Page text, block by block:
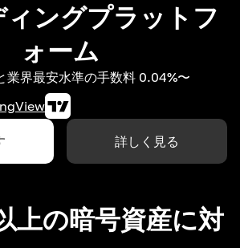
ィングプラットフ
ォーム
業界最安水準の手数料 0.04%〜
詳しく見る
上の暗号資産に対